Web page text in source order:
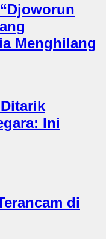
Menghilang
Ini
di